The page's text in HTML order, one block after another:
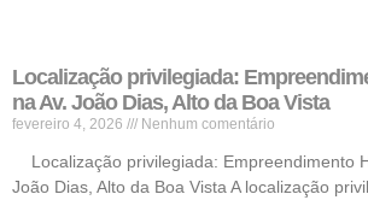
Localização privilegiada:
na Av. João Dias, Alto da Boa Vista
fevereiro 4, 2026 Nenhum comentário
Localização privilegiada: Empreendimento
João Dias, Alto da Boa Vista A localização